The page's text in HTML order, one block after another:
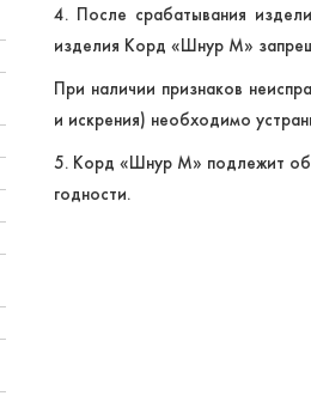
4. После срабатывания
изделия Корд «Шнур М»
При наличии признаков
и искрения) необходимо
5. Корд «Шнур М» подлежит
годности.